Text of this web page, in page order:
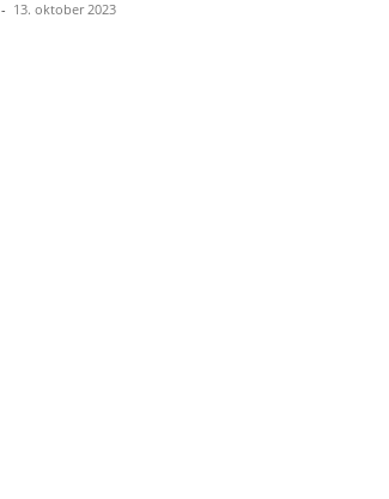
- 13. oktober 2023